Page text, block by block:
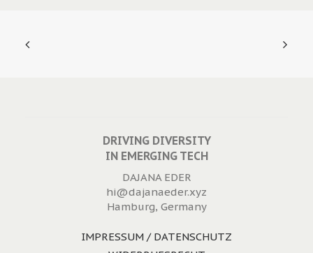
DRIVING DIVERSITY
IN EMERGING TECH
DAJANA EDER
hi@dajanaeder.xyz
Hamburg, Germany
IMPRESSUM / DATENSCHUTZ